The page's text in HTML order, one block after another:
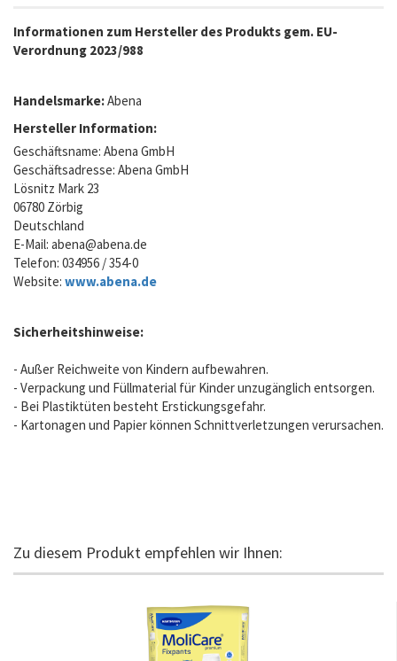
Informationen zum Hersteller des Produkts gem. EU-
Verordnung 2023/988
Handelsmarke:Abena
Hersteller Information:
Geschäftsname: Abena GmbH
Geschäftsadresse: Abena GmbH
Lösnitz Mark 23
06780 Zörbig
Deutschland
E-Mail: abena@abena.de
Telefon: 034956 / 354-0
Website: www.abena.de
Sicherheitshinweise:
- Außer Reichweite von Kindern aufbewahren.
- Verpackung und Füllmaterial für Kinder unzugänglich entsorgen.
- Bei Plastiktüten besteht Erstickungsgefahr.
- Kartonagen und Papier können Schnittverletzungen verursachen.
Zu diesem Produkt empfehlen wir Ihnen: